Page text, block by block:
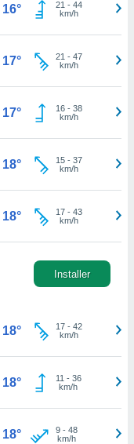
16° 21 - 44
km/h
17° 21 - 47
km/h
17° 16- 38
km/h
18° 15- 37
km/h
18° 17- 43
km/h
Installer
18° 17- 42
km/h
18° 11 - 36
km/h
18° 9- 48
km/h